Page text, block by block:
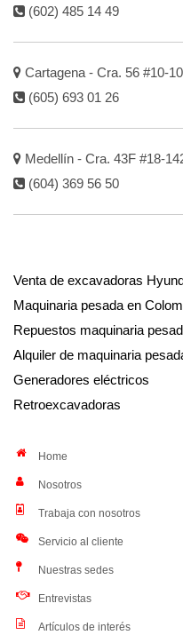
(602) 485 14 49
Cartagena - Cra. 56 #10-
(605) 693 01 26
Medellín - Cra. 43F #18-
(604) 369 56 50
Venta de excavadoras
Maquinaria pesada en
Repuestos maquinaria
Alquiler de maquinaria
Generadores eléctricos
Retroexcavadoras
Home
Nosotros
Trabaja con nosotros
Servicio al cliente
Nuestras sedes
Entrevistas
Artículos de interés